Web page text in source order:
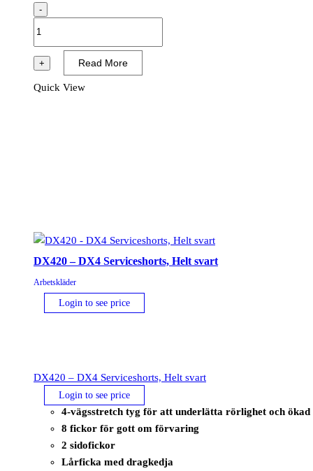
-
WX2
Servicebyxa
4-
+ Read More
Quick View
DX420 – DX4 Serviceshorts, Helt svart
Arbetskläder
Login to see price
DX420 – DX4 Serviceshorts, Helt svart
Login to see price
4-vägsstretch tyg för att underlätta rörlighet och
8 fickor för gott om förvaring
2 sidofickor
Lårficka med dragkedja